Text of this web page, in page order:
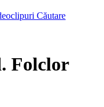
Căutare
Folclor